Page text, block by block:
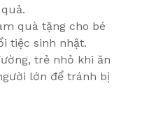
quà tặng cho bé
tiệc sinh nhật.
trẻ nhỏ khi ăn
lớn để tránh bị